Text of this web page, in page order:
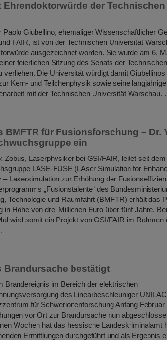
Ehrendoktorwürde der
Paolo Giubellino, ehemaliger Wissenschaftlicher
FAIR, ist von der Technischen Universität
ausgezeichnet worden. Sie wurde am 6.
feierlichen Sitzung des Senats der
verliehen. Die Universität würdigt damit
Kern- und Teilchenphysik sowie seine
mit der Technischen Universität Warschau.
BMFTR für Fusionsforschung – Dr.
ein
Zobus, Laserphysiker bei GSI/FAIR, leitet seit
LASE-FUSE (LAser Simulation for
– Lasersimulation zur Erhöhung der
„Fusionstalente“ des
Technologie und Raumfahrt (BMFTR) erhält das
in Höhe von drei Millionen Euro über fünf Jahre.
wird somit ein Projekt von GSI/FAIR im Rahmen
Brandursache bestätigt
Brandereignis im Bereich der elektrischen
des Linearbeschleuniger
für Schwerionenforschung Anfang Februar
vor Ort zur Brandursache nun
Wochen hat das hessische Landeskriminalamt
Ermittlungen durchgeführt und als Ergebnis